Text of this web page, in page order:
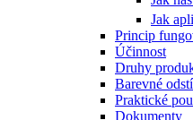
Jak
Princip
Účinnost
Druhy
Barevné
Praktické
Dokumenty